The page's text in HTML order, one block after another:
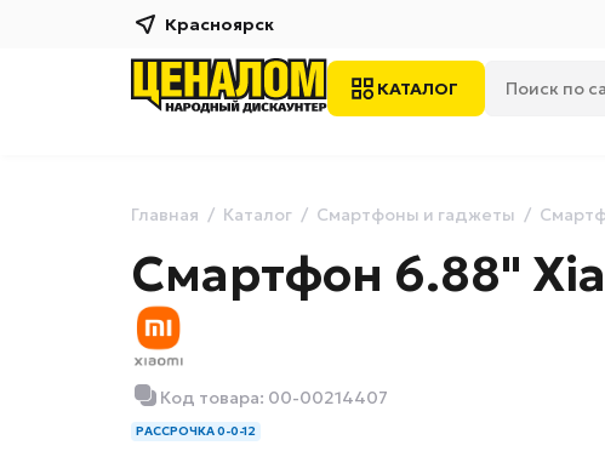
Красноярск
КАТАЛОГ
Главная Каталог Смартфоны и гаджеты
Смартфон 6.88"
Код товара: 00-00214407
РАССРОЧКА 0-0-12